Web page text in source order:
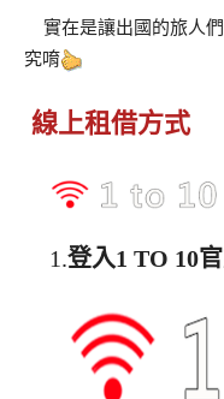
實在是讓出國的旅人
究唷
線上租借方式
1.登入1 TO 10